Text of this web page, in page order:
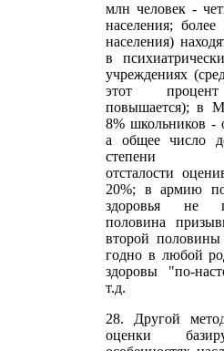
млн человек -
населения;
населения)
в
учреждениях
этот
повышается); в
8% школьников -
а общее число
степени
отсталости
20%; в армию
здоровья не
половина
второй половины
годно в любой
здоровы "по-
т.д.
28. Другой
оценки